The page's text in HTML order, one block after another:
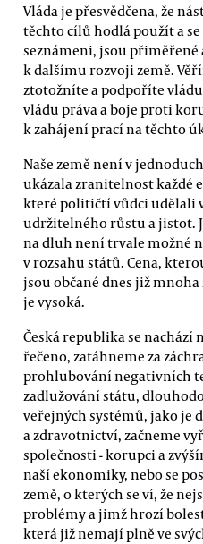
Vláda je přesvědčena, že
těchto cílů hodlá použít a
seznámeni, jsou přiměřené
k dalšímu rozvoji země.
ztotožníte a podpoříte
vládu práva a boje proti
k zahájení prací na těchto
Naše země není v
ukázala zranitelnost každé
které političtí vůdci udělali
udržitelného růstu a jistot.
na dluh není trvale možné
v rozsahu států. Cena,
jsou občané dnes již
je vysoká.
Česká republika se nachází
řečeno, zatáhneme za
prohlubování negativních
zadlužování státu,
veřejných systémů, jako je
a zdravotnictví, začneme
společnosti - korupci a
naší ekonomiky, nebo se
země, o kterých se ví, že
problémy a jimž hrozí
která již nemají plně ve